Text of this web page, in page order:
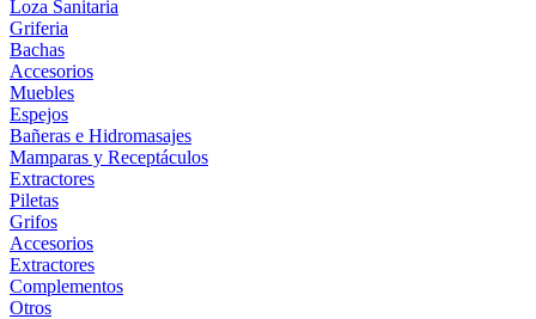
Loza Sanitaria
Griferia
Bachas
Accesorios
Muebles
Espejos
Bañeras e Hidromasajes
Mamparas y Receptáculos
Extractores
Piletas
Grifos
Accesorios
Extractores
Complementos
Otros